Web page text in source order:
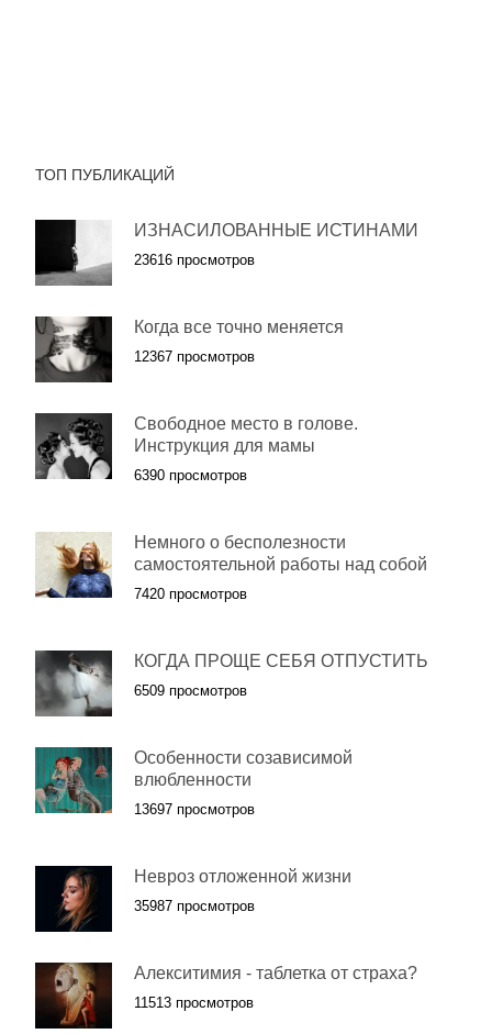
ТОП ПУБЛИКАЦИЙ
ИЗНАСИЛОВАННЫЕ ИСТИНАМИ
23616 просмотров
Когда все точно меняется
12367 просмотров
Свободное место в голове.
Инструкция для мамы
6390 просмотров
Немного о бесполезности
самостоятельной работы над собой
7420 просмотров
КОГДА ПРОЩЕ СЕБЯ ОТПУСТИТЬ
6509 просмотров
Особенности созависимой
влюбленности
13697 просмотров
Невроз отложенной жизни
35987 просмотров
Алекситимия - таблетка от страха?
11513 просмотров